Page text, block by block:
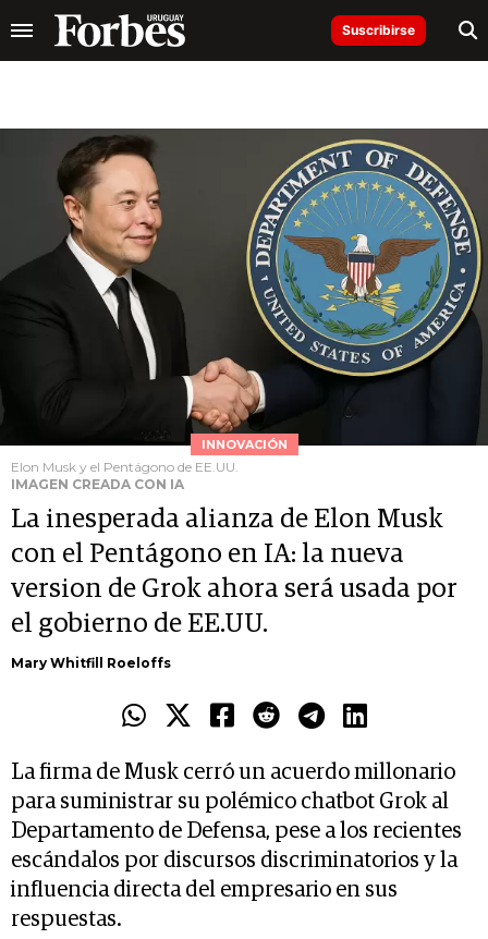
Suscribirse
INNOVACIÓN
Elon Musk y el Pentágono de EE.UU.
IMAGEN CREADA CON IA
La inesperada alianza de Elon Musk
con el Pentágono en IA: la nueva
version de Grok ahora será usada por
el gobierno de EE.UU.
Mary Whitfill Roeloffs
La firma de Musk cerró un acuerdo millonario
para suministrar su polémico chatbot Grok al
Departamento de Defensa, pese a los recientes
escándalos por discursos discriminatorios y la
influencia directa del empresario en sus
respuestas.